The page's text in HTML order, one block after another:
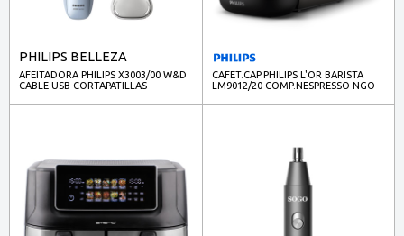
PHILIPS BELLEZA
AFEITADORA PHILIPS X3003/00 W&D
CABLE USB CORTAPATILLAS
CAFET.CAP.PHILIPS L'OR BARISTA
LM9012/20 COMP.NESPRESSO NGO